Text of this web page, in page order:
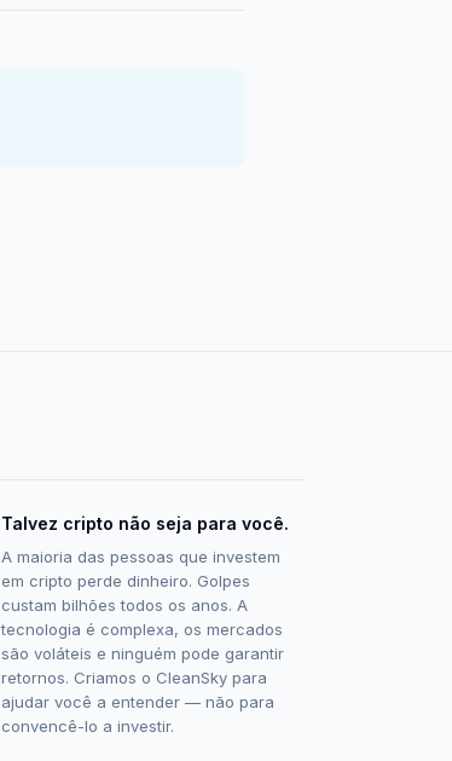
Talvez cripto não seja para você.
A maioria das pessoas que investem
em cripto perde dinheiro. Golpes
custam bilhões todos os anos. A
tecnologia é complexa, os mercados
são voláteis e ninguém pode garantir
retornos. Criamos o CleanSky para
ajudar você a entender — não para
convencê-lo a investir.